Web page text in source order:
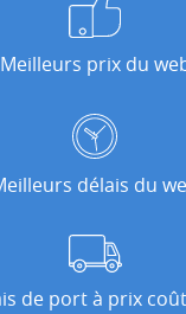
Meilleurs prix du
délais du
de port à prix